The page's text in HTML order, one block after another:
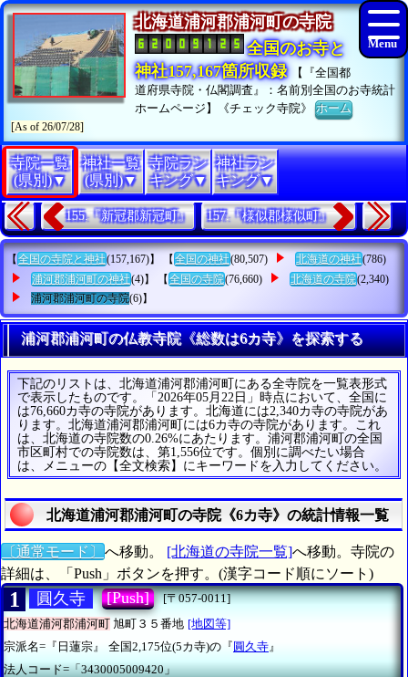
北海道浦河郡浦河町の寺院
全国のお寺と
神社157,167箇所収録
【『全国都
道府県寺院・仏閣調査』：名前別全国のお寺統計
ホームページ】《チェック寺院》ホーム
[As of 26/07/28]
寺院一覧
(県別)▼
神社一覧
(県別)▼
寺院ラン
キング▼
神社ラン
キング▼
155.『新冠郡新冠町』 157.『様似郡様似町』
【 全国の寺院と神社(157,167)】 【 全国の神社(80,507) 北海道の神社(786)
浦河郡浦河町の神社(4)】 【 全国の寺院(76,660) 北海道の寺院(2,340)
浦河郡浦河町の寺院(6)】
浦河郡浦河町の仏教寺院《総数は6カ寺》を探索する
下記のリストは、北海道浦河郡浦河町にある全寺院を一覧表形式
で表示したものです。「2026年05月22日」時点において、全国に
は76,660カ寺の寺院があります。北海道には2,340カ寺の寺院があ
ります。北海道浦河郡浦河町には6カ寺の寺院があります。これ
は、北海道の寺院数の0.26%にあたります。浦河郡浦河町の全国
市区町村での寺院数は、第1,556位です。個別に調べたい場合
は、メニューの【全文検索】にキーワードを入力してください。
北海道浦河郡浦河町の寺院《6カ寺》の統計情報一覧
〔通常モード〕 へ移動。 [北海道の寺院一覧]へ移動。寺院の
詳細は、「Push」ボタンを押す。(漢字コード順にソート)
1 圓久寺 [Push]
[〒057-0011]
北海道浦河郡浦河町 旭町３５番地 [地図等]
宗派名=『日蓮宗』
全国2,175位(5カ寺)の『圓久寺 』
法人コード=「3430005009420」